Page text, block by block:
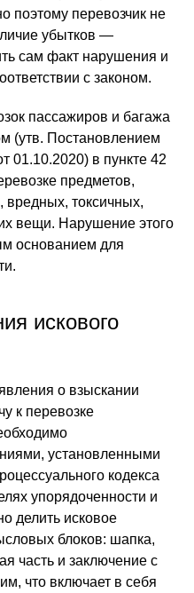
поэтому перевозчик не
убытков —
сам факт нарушения и
с законом.
пассажиров и багажа
(утв. Постановлением
01.10.2020) в пункте 42
предметов,
вредных, токсичных,
вещи. Нарушение этого
основанием для
искового
о взыскании
к перевозке
установленными
кодекса
упорядоченности и
делить исковое
блоков: шапка,
часть и заключение с
что включает в себя